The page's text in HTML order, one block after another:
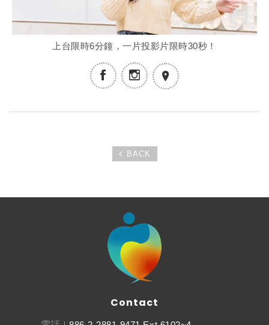
上台限時6分鐘，⼀⽚投影⽚限時30秒！
BACK
Contact